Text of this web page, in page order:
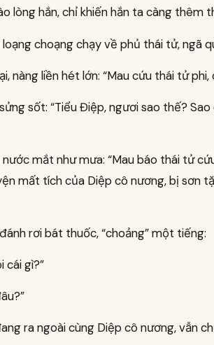
lòng hắn, chỉ khiến hắn ta càng thêm
choạng chạy về phủ thái tử, ngã
nàng liền hét lớn: “Mau cứu thái tử phi,
sốt: “Tiểu Điệp, ngươi sao thế?
mắt như mưa: “Mau báo thái tử
mất tích của Diệp cô nương, bị sơn
rơi bát thuốc, “choảng” một tiếng:
cái gì?”
ra ngoài cùng Diệp cô nương, vẫn